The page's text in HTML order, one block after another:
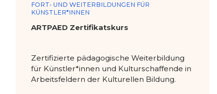
FORT- UND WEITERBILDUNGEN FÜR
KÜNSTLER*INNEN
ARTPAED Zertifikatskurs
Zertifizierte pädagogische Weiterbildung
für Künstler*innen und Kulturschaffende in
Arbeitsfeldern der Kulturellen Bildung.